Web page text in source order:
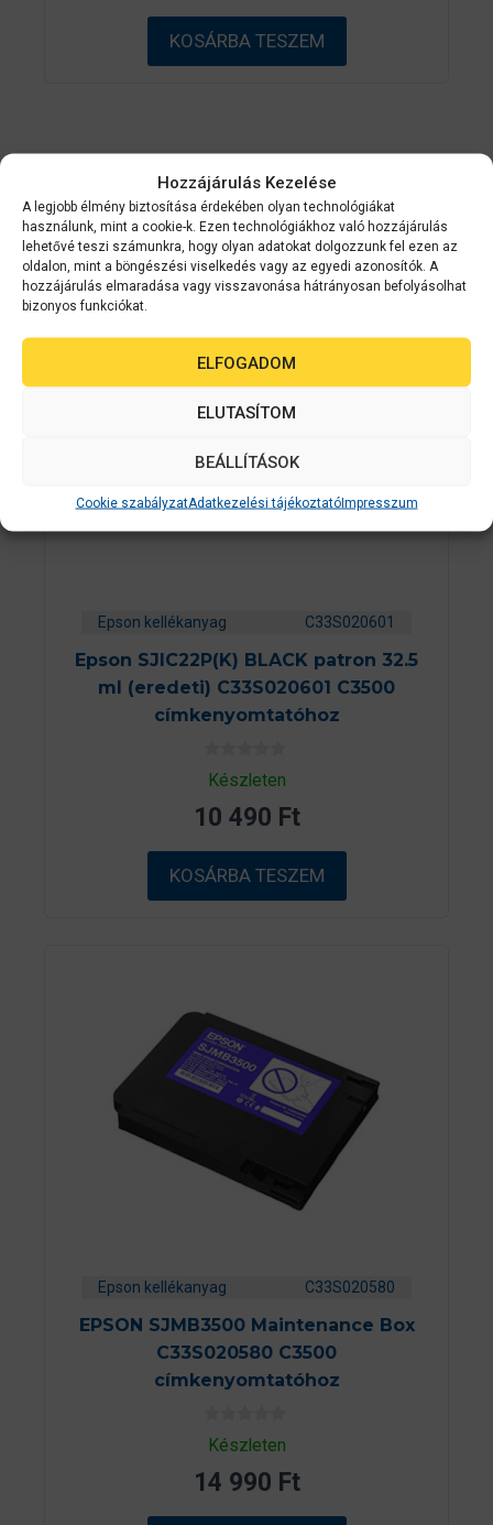
Hozzájárulás Kezelése
A legjobb élmény biztosítása érdekében olyan technológiákat
használunk, mint a cookie-k. Ezen technológiákhoz való hozzájárulás
lehetővé teszi számunkra, hogy olyan adatokat dolgozzunk fel ezen az
oldalon, mint a böngészési viselkedés vagy az egyedi azonosítók. A
hozzájárulás elmaradása vagy visszavonása hátrányosan befolyásolhat
bizonyos funkciókat.
ELFOGADOM
ELUTASÍTOM
BEÁLLÍTÁSOK
Cookie szabályzatAdatkezelési tájékoztatóImpresszum
b
ő
l
KOSÁRBA TESZEM
Kapcsolódó
termékek
Epson kellékanyag C33S020601
Epson SJIC22P(K) BLACK patron 32.5
ml (eredeti) C33S020601 C3500
címkenyomtatóhoz
0
a
5
b
ő
l
Készleten
10 490 Ft
KOSÁRBA TESZEM
Epson kellékanyag C33S020580
EPSON SJMB3500 Maintenance Box
C33S020580 C3500
címkenyomtatóhoz
0
a
5
b
Készleten
14 990 Ft